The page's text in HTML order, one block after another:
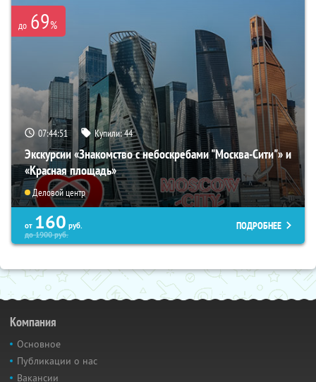
до 69%
07:44:50 Купили:44
Экскурсии «Знакомство с небоскребами "Москва-Сити"» и
«Красная площадь»
Деловой центр
от 160 руб.
до1900руб.
ПОДРОБНЕЕ
Компания
Основное
Публикации о нас
Вакансии